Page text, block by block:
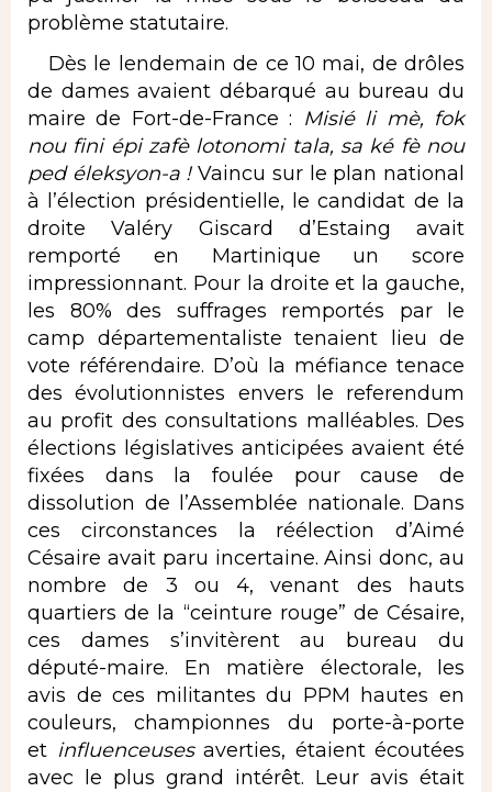
problème statutaire.
Dès le lendemain de ce 10 mai, de drôles
de dames avaient débarqué au bureau du
maire de Fort-de-France : Misié li mè, fok
nou fini épi zafè lotonomi tala, sa ké fè nou
ped éleksyon-a !Vaincu sur le plan national
à l’élection présidentielle, le candidat de la
droite Valéry Giscard d’Estaing avait
remporté en Martinique un score
impressionnant. Pour la droite et la gauche,
les 80% des suffrages remportés par le
camp départementaliste tenaient lieu de
vote référendaire. D’où la méfiance tenace
des évolutionnistes envers le referendum
au profit des consultations malléables. Des
élections législatives anticipées avaient été
fixées dans la foulée pour cause de
dissolution de l’Assemblée nationale. Dans
ces circonstances la réélection d’Aimé
Césaire avait paru incertaine. Ainsi donc, au
nombre de 3 ou 4, venant des hauts
quartiers de la “ceinture rouge” de Césaire,
ces dames s’invitèrent au bureau du
député-maire. En matière électorale, les
avis de ces militantes du PPM hautes en
couleurs, championnes du porte-à-porte
et influenceusesaverties, étaient écoutées
avec le plus grand intérêt. Leur avis était